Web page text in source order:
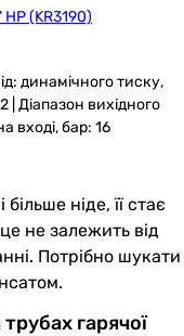
НР (KR3190)
динамічного тиску,
| Діапазон вихідного
вході, бар: 16
ніде, її стає
не залежить від
Потрібно шукати
гарячої